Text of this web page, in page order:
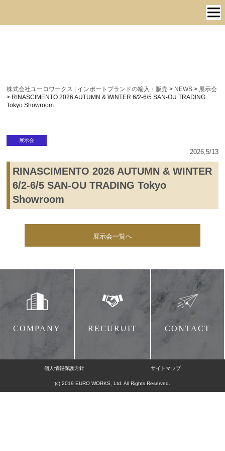
株式会社ユーロワークス | インポートブランドの輸入・販売 > NEWS > 展示会
> RINASCIMENTO 2026 AUTUMN & WINTER 6/2-6/5 SAN-OU TRADING
Tokyo Showroom
展示会
2026,5/13
RINASCIMENTO 2026 AUTUMN & WINTER
6/2-6/5 SAN-OU TRADING Tokyo
Showroom
展示会一覧へ
COMPANY RECURUIT CONTACT
個人情報保護方針 サイトマップ
(c) 2019 EURO WORKS, Ltd. All Rights Reserved.